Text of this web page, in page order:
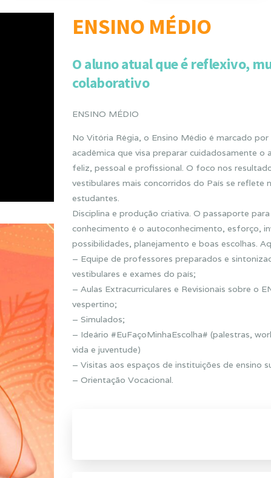
ENSINO MÉDIO
O aluno atual que é reflexivo,
colaborativo
ENSINO MÉDIO
No Vitória Régia, o Ensino Médio é marcado
acadêmica que visa preparar cuidadosamente o
feliz, pessoal e profissional. O foco nos
vestibulares mais concorridos do País se reflete
estudantes.
Disciplina e produção criativa. O passaporte
conhecimento é o autoconhecimento, esforço,
possibilidades, planejamento e boas escolhas.
– Equipe de professores preparados e
vestibulares e exames do país;
– Aulas Extracurriculares e Revisionais sobre o
vespertino;
– Simulados;
– Ideário #EuFaçoMinhaEscolha# (palestras,
vida e juventude)
– Visitas aos espaços de instituições de ensino
– Orientação Vocacional.